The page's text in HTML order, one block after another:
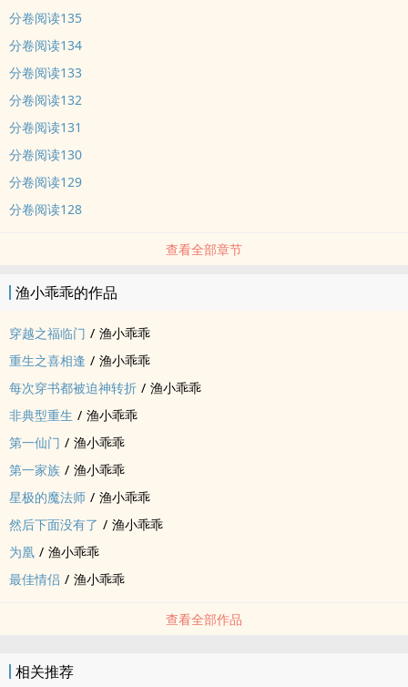
越维新：“我的预言能力告诉我……”
喻临：“停停停，你这样的预言毫无仪式感，重新来！”
不是，我真的是穿越的，我正在为获得华国正式户口而努力，你们才
【告白小剧场】喻临把越维新堵在座位里，明明是土生土长的地球
人，却擅自给自己加戏：“你来自晨曦大陆？好巧，其实我是个隐藏在
地球的巴库星人。咱们来讨论下晨曦大陆和巴库星的联姻……哦不，联
分卷阅读135
分卷阅读134
分卷阅读133
分卷阅读132
分卷阅读131
分卷阅读130
分卷阅读129
分卷阅读128
查看全部章节
渔小乖乖的作品
穿越之福临门 / 渔小乖乖
重生之喜相逢 / 渔小乖乖
每次穿书都被迫神转折 / 渔小乖乖
非典型重生 / 渔小乖乖
第一仙门 / 渔小乖乖
第一家族 / 渔小乖乖
星极的魔法师 / 渔小乖乖
然后下面没有了 / 渔小乖乖
为凰 / 渔小乖乖
最佳情侣 / 渔小乖乖
查看全部作品
相关推荐